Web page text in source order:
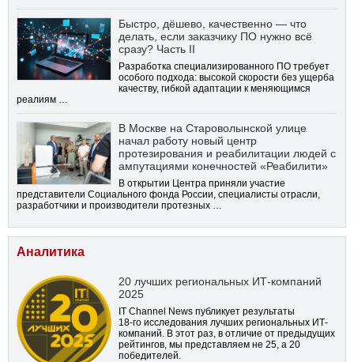
Быстро, дёшево, качественно — что
делать, если заказчику ПО нужно всё
сразу? Часть II
Разработка специализированного ПО требует
особого подхода: высокой скорости без ущерба
качеству, гибкой адаптации к меняющимся
реалиям …
В Москве на Староволынской улице
начал работу новый центр
протезирования и реабилитации людей с
ампутациями конечностей «Реабилити»
В открытии Центра приняли участие
представители Социального фонда России, специалисты отрасли,
разработчики и производители протезных …
Аналитика
20 лучших региональных ИТ-компаний
2025
IT Channel News публикует результаты
18-го исследования лучших региональных ИТ-
компаний. В этот раз, в отличие от предыдущих
рейтингов, мы представляем не 25, а 20
победителей.